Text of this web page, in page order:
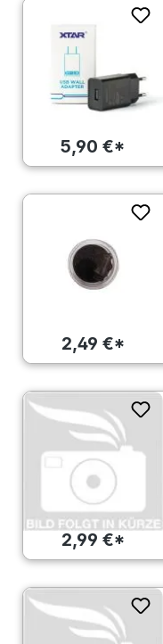
5,90 €*
2,49 €*
2,99 €*